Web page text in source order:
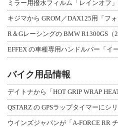
キジマから GROM／DAX125用「フ
R＆Gレーシングの BMW R1300GS
バイク用品情報
デイトナから「HOT GRIP WRAP
QSTARZ の GPSラップタイマーにシ
ウインズジャパンが「A-FORCE RR